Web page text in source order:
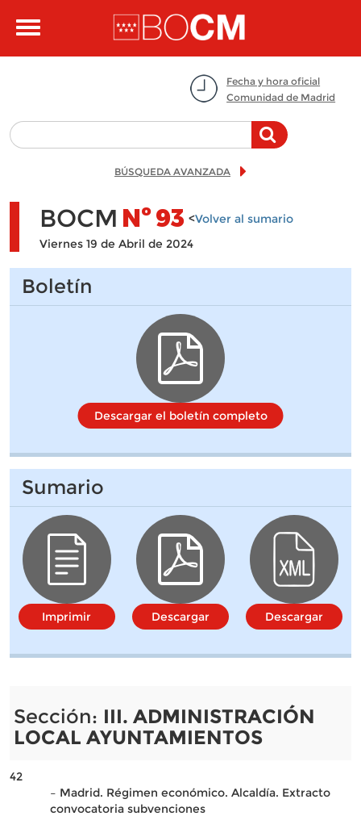
Toggle
Fecha y hora oficial
Comunidad de Madrid
BÚSQUEDA AVANZADA
BOCM Nº93 <Volver al sumario
Viernes 19 de Abril de 2024
Boletín
Descargar el boletín completo
Sumario
Imprimir Descargar Descargar
Sección: III. ADMINISTRACIÓN
LOCAL AYUNTAMIENTOS
42
– Madrid. Régimen económico. Alcaldía. Extracto
convocatoria subvenciones